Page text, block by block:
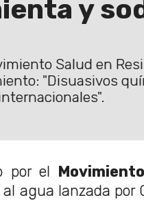
y
Salud en
"Disuasivos
por el
al agua lanzada por